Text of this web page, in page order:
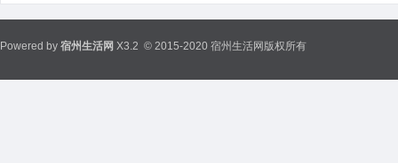
Powered by 宿州生活网 X3.2 © 2015-2020 宿州生活网版权所有